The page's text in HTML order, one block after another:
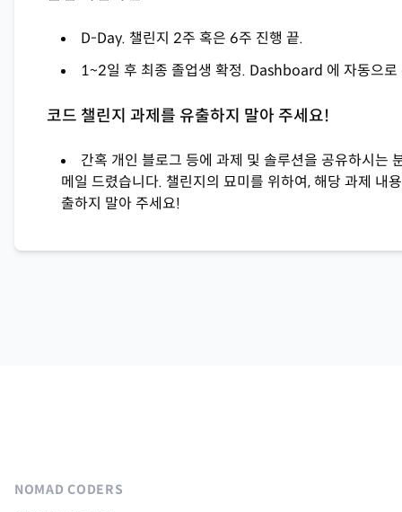
D-Day. 챌린지 2주 혹은 6주 진행 끝.
1~2일 후 최종 졸업생 확정. Dashboard 에 자동으로
코드 챌린지 과제를 유출하지 말아 주세요!
간혹 개인 블로그 등에 과제 및 솔루션을 공유하시는
메일 드렸습니다. 챌린지의 묘미를 위하여, 해당 과제 내
출하지 말아 주세요!
NOMAD CODERS